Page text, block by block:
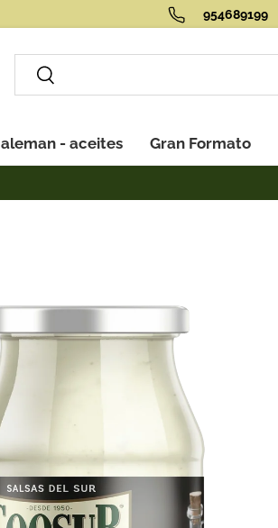
954689199
Suchen
Suchen
aleman - aceites Gran Formato